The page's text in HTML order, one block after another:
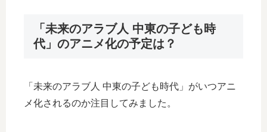
「未来のアラブ人 中東の子ども時
代」のアニメ化の予定は？
「未来のアラブ人 中東の子ども時代」がいつアニ
メ化されるのか注目してみました。